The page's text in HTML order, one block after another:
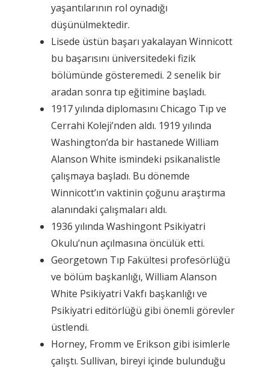
yaşantılarının rol oynadığı
düşünülmektedir.
Lisede üstün başarı yakalayan Winnicott
bu başarısını üniversitedeki fizik
bölümünde gösteremedi. 2 senelik bir
aradan sonra tıp eğitimine başladı.
1917 yılında diplomasını Chicago Tıp ve
Cerrahi Koleji’nden aldı. 1919 yılında
Washington’da bir hastanede William
Alanson White ismindeki psikanalistle
çalışmaya başladı. Bu dönemde
Winnicott’ın vaktinin çoğunu araştırma
alanındaki çalışmaları aldı.
1936 yılında Washingont Psikiyatri
Okulu’nun açılmasına öncülük etti.
Georgetown Tıp Fakültesi profesörlüğü
ve bölüm başkanlığı, William Alanson
White Psikiyatri Vakfı başkanlığı ve
Psikiyatri editörlüğü gibi önemli görevler
üstlendi.
Horney, Fromm ve Erikson gibi isimlerle
çalıştı. Sullivan, bireyi içinde bulunduğu